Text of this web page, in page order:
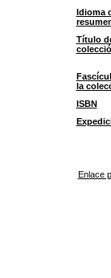
Idioma
Título
la
ISBN
Enlace